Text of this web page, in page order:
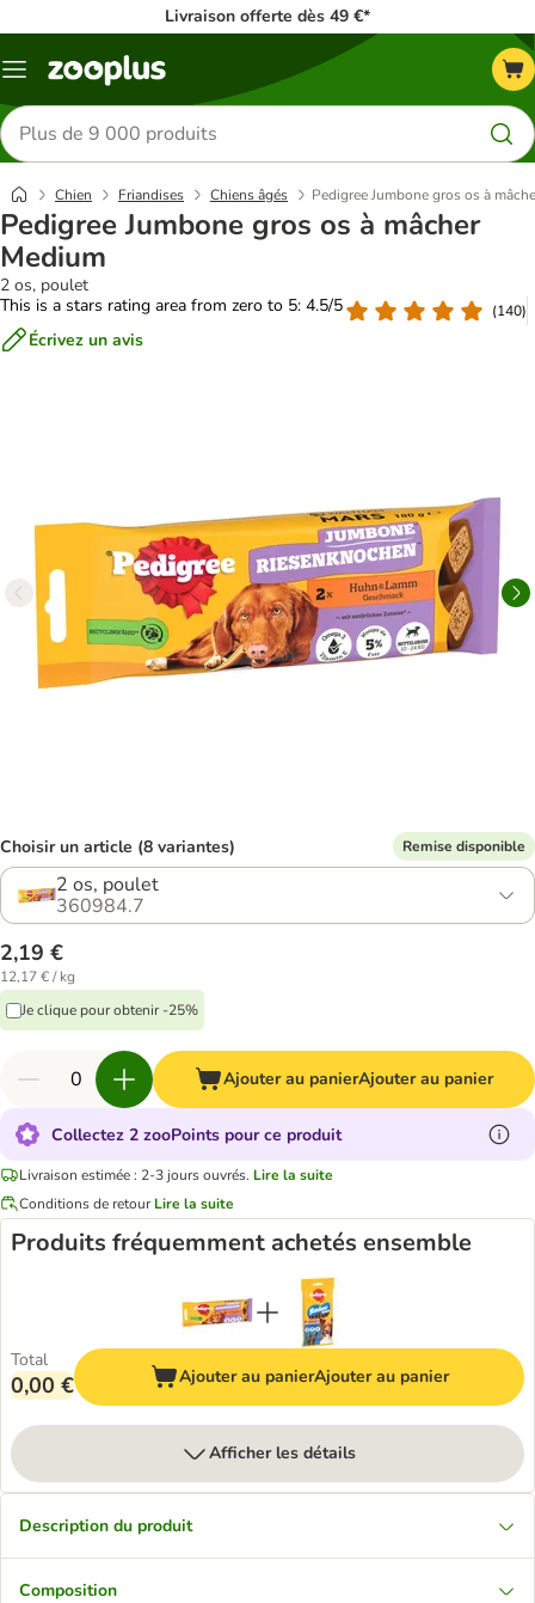
Livraison offerte dès 49 €*
Menu
Rechercher
des
produits
Chien Friandises Chiens âgés Pedigree Jumbone gros os à
Pedigree Jumbone gros os à mâcher
Medium
2 os, poulet
This is a stars rating area from zero to 5: 4.5/5
(140)
Écrivez un avis
Choisir un article (8 variantes) Remise disponible
2 os, poulet
360984.7
2,19 €
12,17 € / kg
Je clique pour obtenir -25%
Ajouter au panierAjouter au panier
Collectez 2 zooPoints pour ce produit
Livraison estimée : 2-3 jours ouvrés. Lire la suite
Conditions de retour Lire la suite
Produits fréquemment achetés ensemble
Total
0,00 € Ajouter au panierAjouter au panier
Afficher les détails
Description du produit
Composition